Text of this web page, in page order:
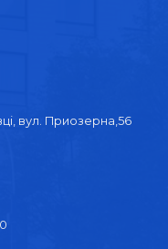
вул. Приозерна,56